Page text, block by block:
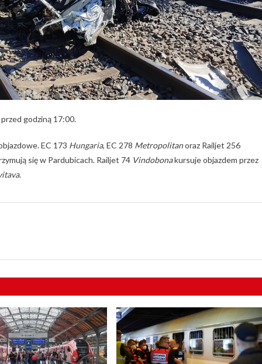
godziną 17:00.
EC 173 Hungaria, EC 278 Metropolitanoraz Railjet 256
się w Pardubicach. Railjet 74 Vindobonakursuje objazdem przez
.